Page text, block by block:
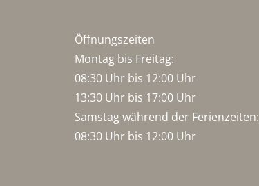
Öffnungszeiten
Montag bis Freitag:
08:30 Uhr bis 12:00 Uhr
13:30 Uhr bis 17:00 Uhr
Samstag während der Ferienzeiten:
08:30 Uhr bis 12:00 Uhr